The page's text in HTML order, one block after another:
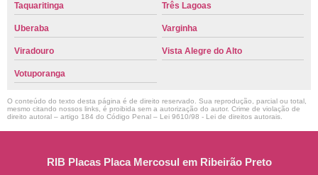
Taquaritinga Três Lagoas
Uberaba Varginha
Viradouro Vista Alegre do Alto
Votuporanga
O conteúdo do texto desta página é de direito reservado. Sua reprodução, parcial ou total,
mesmo citando nossos links, é proibida sem a autorização do autor. Crime de violação de
direito autoral – artigo 184 do Código Penal – Lei 9610/98 - Lei de direitos autorais
RIB Placas Placa Mercosul em Ribeirão Preto